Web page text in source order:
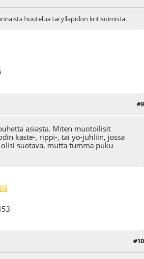
huutelua tai ylläpidon kritisoimista.
#9
asiasta. Miten muotoilisit
kaste-, rippi-, tai yo-juhliin, jossa
suotava, mutta tumma puku
#10